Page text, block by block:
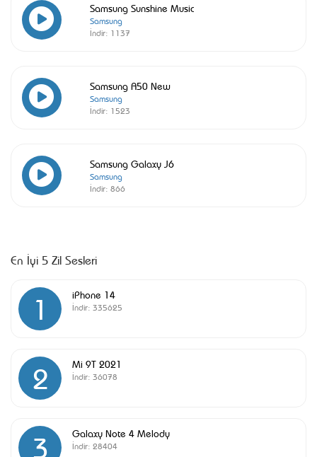
Samsung Sunshine Music
Samsung
İndir: 1137
Samsung A50 New
Samsung
İndir: 1523
Samsung Galaxy J6
Samsung
İndir: 866
En İyi 5 Zil Sesleri
1 iPhone 14
İndir: 335625
2 Mi 9T 2021
İndir: 36078
3 Galaxy Note 4 Melody
İndir: 28404